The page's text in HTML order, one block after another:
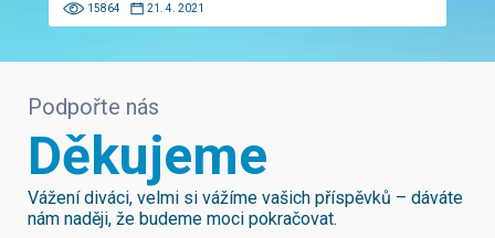
15864 21. 4. 2021
Podpořte nás
Děkujeme
Vážení diváci, velmi si vážíme vašich příspěvků – dáváte
nám naději, že budeme moci pokračovat.